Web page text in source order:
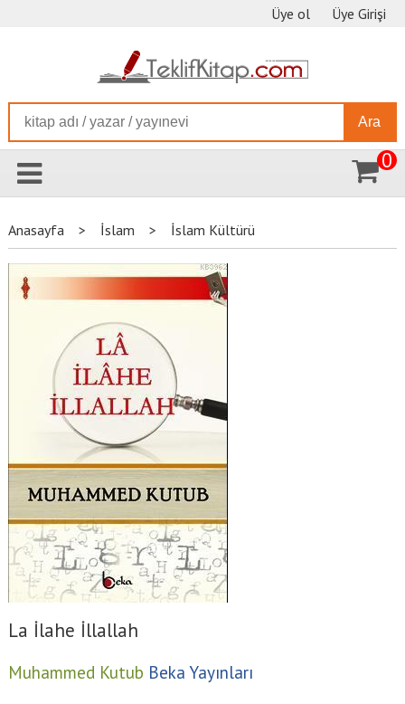
Üye ol Üye Girişi
Ara
0
Anasayfa > İslam > İslam Kültürü
La İlahe İllallah
Muhammed Kutub Beka Yayınları